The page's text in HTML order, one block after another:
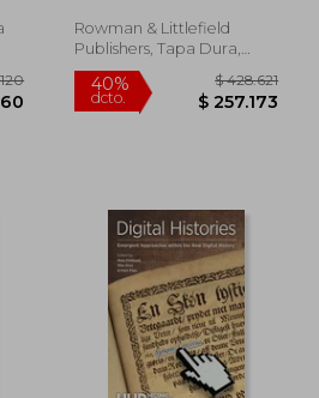
Rowman & Littlefield
Publishers, Tapa Dura,
Nuevo